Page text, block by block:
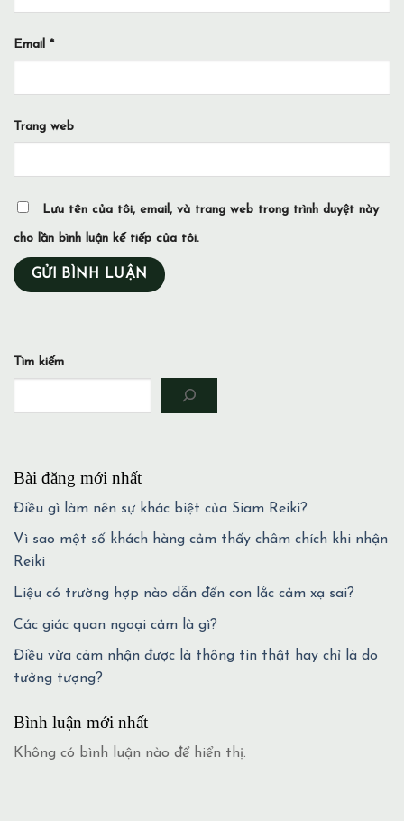
Email *
Trang web
Lưu tên của tôi, email, và trang web trong trình duyệt này
cho lần bình luận kế tiếp của tôi.
Tìm kiếm
Bài đăng mới nhất
Điều gì làm nên sự khác biệt của Siam Reiki?
Vì sao một số khách hàng cảm thấy châm chích khi nhận
Reiki
Liệu có trường hợp nào dẫn đến con lắc cảm xạ sai?
Các giác quan ngoại cảm là gì?
Điều vừa cảm nhận được là thông tin thật hay chỉ là do
tưởng tượng?
Bình luận mới nhất
Không có bình luận nào để hiển thị.